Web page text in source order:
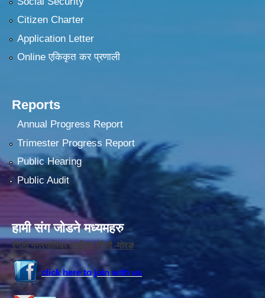
Citizen Charter
Application Letter
Online एकिकृत कर प्रणाली
Reports
Annual Progress Report
Trimester Progress Report
Public Hearing
Public Audit
हामी संग जोडने मध्यमहरु
रंगेली नगरपालिका कार्यलय,रंगेली -मोरङ
click here to join with us